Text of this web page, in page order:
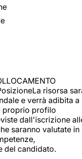
risorsa
e verrà adibita a
proprio profilo
dall'iscrizione
saranno valutate in
del candidato.